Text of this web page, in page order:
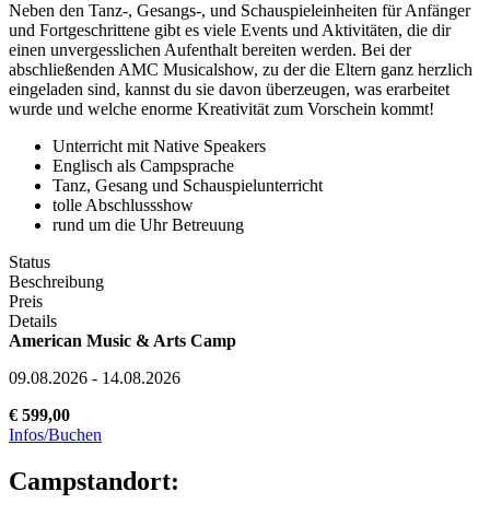
Neben den Tanz-, Gesangs-, und Schauspieleinheiten für Anfänger
und Fortgeschrittene gibt es viele Events und Aktivitäten, die dir
einen unvergesslichen Aufenthalt bereiten werden. Bei der
abschließenden AMC Musicalshow, zu der die Eltern ganz herzlich
eingeladen sind, kannst du sie davon überzeugen, was erarbeitet
wurde und welche enorme Kreativität zum Vorschein kommt!
Unterricht mit Native Speakers
Englisch als Campsprache
Tanz, Gesang und Schauspielunterricht
tolle Abschlussshow
rund um die Uhr Betreuung
Status
Beschreibung
Preis
Details
American Music & Arts Camp
09.08.2026 - 14.08.2026
€ 599,00
Infos/Buchen
Campstandort: